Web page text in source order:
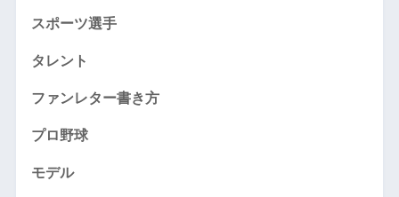
スポーツ選手
タレント
ファンレター書き方
プロ野球
モデル